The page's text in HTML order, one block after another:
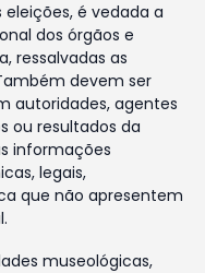
é vedada a
dos órgãos e
ressalvadas as
devem ser
autoridades, agentes
ou resultados da
informações
legais,
que não apresentem
museológicas,